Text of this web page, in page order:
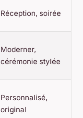
Réception, soirée
Moderner,
cérémonie stylée
Personnalisé,
original